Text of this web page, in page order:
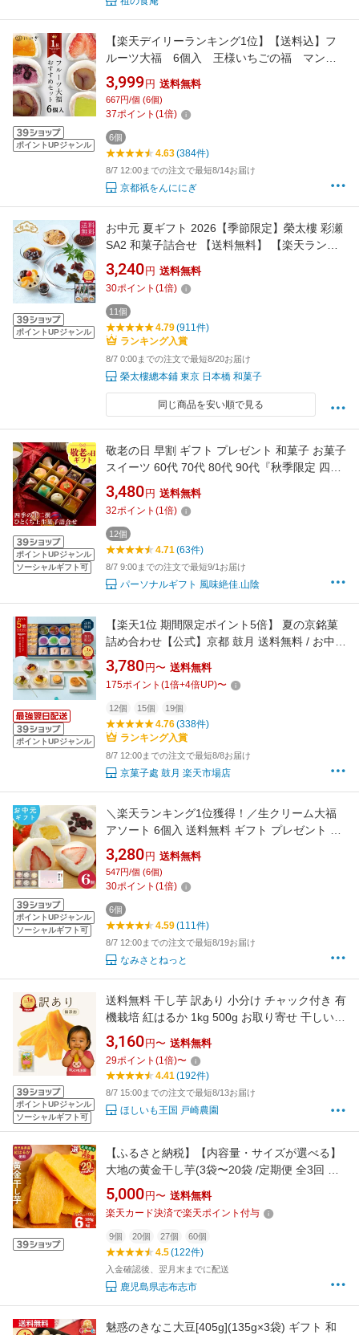
ポイントUPジャンル
【楽天デイリーランキング1位】【送料込】フ
ルーツ大福 6個入 王様いちごの福 マンゴ
ーの福 ブルーベリーの福 大人のくりの福
メロンの福 王様くりの福 各1個入
3,999 円 送料無料
667円/個 (6個)
37ポイント (1倍)
6個
4.63(384件)
8/7 12:00までの注文で最短8/14お届け
京都祇をんににぎ
ポイントUPジャンル
お中元 夏ギフト 2026【季節限定】榮太樓 彩瀬
SA2 和菓子詰合せ 【送料無料】 【楽天ランキ
ング1位】お中元 夏ギフト 敬老 70代 80代 おし
ゃれ ギフト 老舗 高級 和菓子 お取り寄せ 贅沢
スイーツ 常温 手土産 健康 内祝 御中元 暑中見
舞い 残暑 日本橋 2026
3,240 円 送料無料
30ポイント (1倍)
11個
4.79(911件)
ランキング入賞
8/7 0:00までの注文で最短8/20お届け
榮太樓總本鋪 東京 日本橋 和菓子
同じ商品を安い順で見る
ポイントUPジャンル
ソーシャルギフト可
敬老の日 早割 ギフト プレゼント 和菓子 お菓子
スイーツ 60代 70代 80代 90代『秋季限定 四季
の十二撰 ひとくち上生菓子詰め合わせ（風呂敷
包み） 和菓子 ギフト 高級 スイーツ 送料無料
（北海道・沖縄を除く） 楽天グルメ大賞3年連
続受賞』 風味絶佳.山陰
3,480 円 送料無料
32ポイント (1倍)
12個
4.71(63件)
8/7 9:00までの注文で最短9/1お届け
パーソナルギフト 風味絶佳.山陰
ポイントUPジャンル
【楽天1位 期間限定ポイント5倍】 夏の京銘菓
詰め合わせ【公式】京都 鼓月 送料無料 / お中元
中元 和菓子 京都 老舗 最強配送 暑中見舞い 残
暑見舞い 夏ギフト 手土産 お土産 帰省 初盆 盆
お盆 夏 内祝 お見舞い 出産 結婚祝い ギフト 高
級 贈り物 お供
3,780 円〜 送料無料
175ポイント (1倍+4倍UP)〜
12個 15個 19個
4.76(338件)
ランキング入賞
8/7 12:00までの注文で最短8/8お届け
京菓子處 鼓月 楽天市場店
ポイントUPジャンル
ソーシャルギフト可
＼楽天ランキング1位獲得！／生クリーム大福
アソート 6個入 送料無料 ギフト プレゼント フ
ルーツ大福 アイス 和楽 お中元 御中元
3,280 円 送料無料
547円/個 (6個)
30ポイント (1倍)
6個
4.59(111件)
8/7 12:00までの注文で最短8/19お届け
なみさとねっと
ポイントUPジャンル
ソーシャルギフト可
送料無料 干し芋 訳あり 小分け チャック付き 有
機栽培 紅はるか 1kg 500g お取り寄せ 干しいも
ギフト 国産 無添加 切り落とし 芋 スイーツ お
菓子 和菓子 さつま芋 訳アリ プレゼント 贈答品
バレンタイン
3,160 円〜 送料無料
29ポイント (1倍)〜
4.41(192件)
8/7 15:00までの注文で最短8/13お届け
ほしいも王国 戸崎農園
【ふるさと納税】【内容量・サイズが選べる】
大地の黄金干し芋(3袋〜20袋 /定期便 全3回 計
27~60袋) or ひとくちサイズ干し芋「ベビい
も」(計4袋) さつまいも さつま芋 ほしいも 干し
いも 紅はるか 国産 九州産 鹿児島県産 小分け
スイーツ 干し芋 ランキング【末永商店】
5,000 円〜 送料無料
楽天カード決済で楽天ポイント付与
9個 20個 27個 60個
4.5(122件)
入金確認後、翌月末までに配送
鹿児島県志布志市
魅惑のきなこ大豆[405g](135g×3袋) ギフト 和